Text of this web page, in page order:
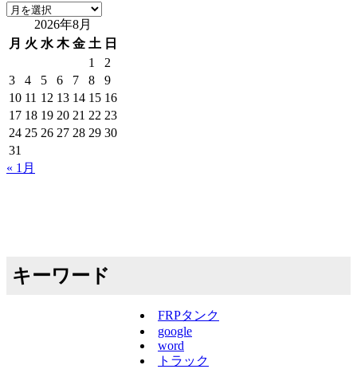
ア
カ
ブ
2026年8月
月 火 水 木 金 土 日
1
2
3
4 5 6 7 8
9
10 11 12 13 14 15 16
17 18 19 20 21 22 23
24 25 26 27 28 29 30
31
« 1月
キーワード
FRPタンク
google
word
トラック